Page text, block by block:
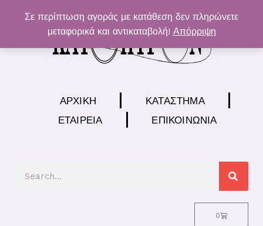
Σε περίπτωση αγοράς με κατάθεση δεν πληρώνετε
μεταφορικά και αντικαταβολή! Απόρριψη
περιεχόμενο
ΑΡΧΙΚΉ
ΚΑΤΆΣΤΗΜΑ
ΕΤΑΙΡΕΊΑ
ΕΠΙΚΟΙΝΩΝΊΑ
0
Cart